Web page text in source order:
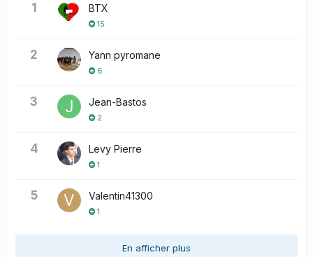
1 BTX
15
2 Yann pyromane
6
3 Jean-Bastos
2
4 Levy Pierre
1
5 Valentin41300
1
En afficher plus